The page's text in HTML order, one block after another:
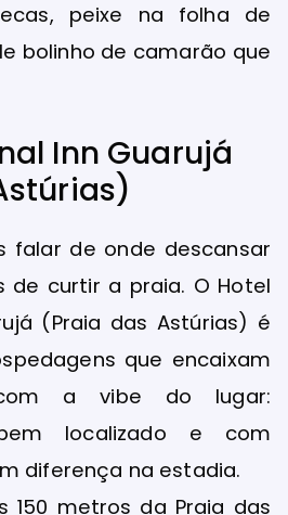
peixe na folha de
bolinho de camarão que
Inn Guarujá
falar de onde descansar
de curtir a praia. O Hotel
(Praia das Astúrias) é
que encaixam
a vibe do lugar:
localizado e com
diferença na estadia.
150 metros da Praia das